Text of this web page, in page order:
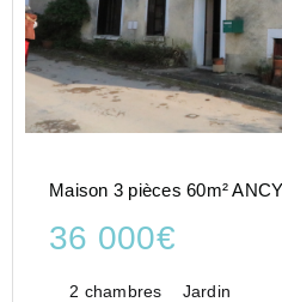
Maison 3 pièces 60m²
36 000€
2 chambres Jardin